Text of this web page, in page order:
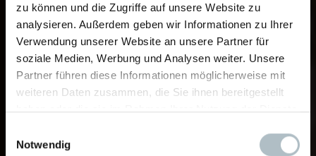
zu können und die Zugriffe auf unsere Website zu
analysieren. Außerdem geben wir Informationen zu Ihrer
Verwendung unserer Website an unsere Partner für
soziale Medien, Werbung und Analysen weiter. Unsere
Partner führen diese Informationen möglicherweise mit
weiteren Daten zusammen, die Sie ihnen bereitgestellt
haben oder die sie im Rahmen Ihrer Nutzung der Dienste
Notwendig